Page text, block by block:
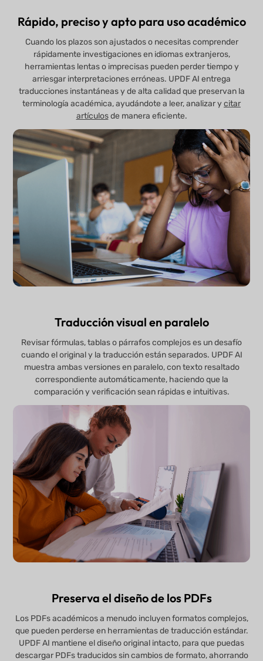
Rápido, preciso y apto para uso académico
Cuando los plazos son ajustados o necesitas comprender
rápidamente investigaciones en idiomas extranjeros,
herramientas lentas o imprecisas pueden perder tiempo y
arriesgar interpretaciones erróneas. UPDF AI entrega
traducciones instantáneas y de alta calidad que preservan la
terminología académica, ayudándote a leer, analizar ycitar
artículosde manera eficiente.
Traducción visual en paralelo
Revisar fórmulas, tablas o párrafos complejos es un desafío
cuando el original y la traducción están separados. UPDF AI
muestra ambas versiones en paralelo, con texto resaltado
correspondiente automáticamente, haciendo que la
comparación y verificación sean rápidas e intuitivas.
Preserva el diseño de los PDFs
Los PDFs académicos a menudo incluyen formatos complejos,
que pueden perderse en herramientas de traducción estándar.
UPDF AI mantiene el diseño original intacto, para que puedas
descargar PDFs traducidos sin cambios de formato, ahorrando